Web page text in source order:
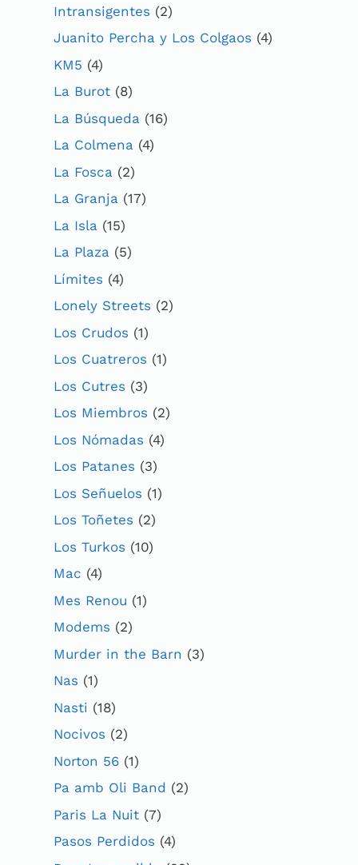
Intransigentes (2)
Juanito Percha y Los Colgaos (4)
KM5 (4)
La Burot (8)
La Búsqueda (16)
La Colmena (4)
La Fosca (2)
La Granja (17)
La Isla (15)
La Plaza (5)
Límites (4)
Lonely Streets (2)
Los Crudos (1)
Los Cuatreros (1)
Los Cutres (3)
Los Miembros (2)
Los Nómadas (4)
Los Patanes (3)
Los Señuelos (1)
Los Toñetes (2)
Los Turkos (10)
Mac (4)
Mes Renou (1)
Modems (2)
Murder in the Barn (3)
Nas (1)
Nasti (18)
Nocivos (2)
Norton 56 (1)
Pa amb Oli Band (2)
Paris La Nuit (7)
Pasos Perdidos (4)